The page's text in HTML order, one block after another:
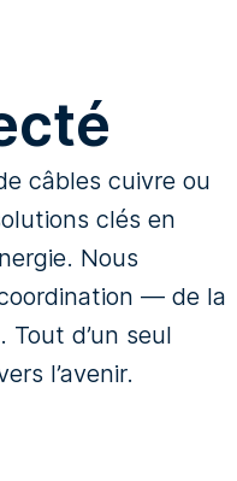
câbles cuivre ou
clés en
Nous
— de la
d’un seul
l’avenir.